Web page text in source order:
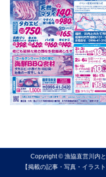
Copyright © 漁協直営川内
【掲載の記事・写真・イラス